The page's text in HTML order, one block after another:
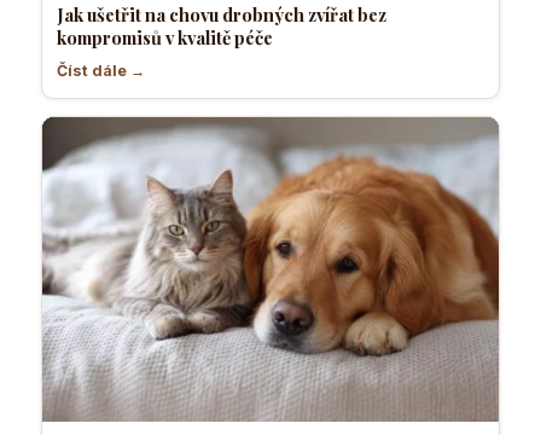
Jak ušetřit na chovu drobných zvířat bez
kompromisů v kvalitě péče
Číst dále →